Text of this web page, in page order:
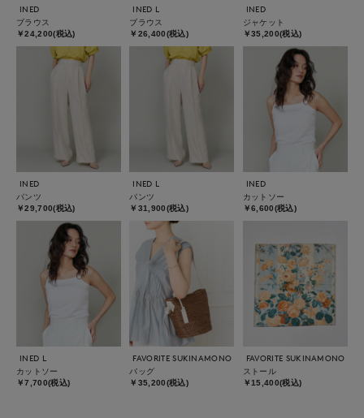
INED
ブラウス
￥24,200(税込)
INED L
ブラウス
￥26,400(税込)
INED
ジャケット
￥35,200(税込)
INED
パンツ
￥29,700(税込)
INED L
パンツ
￥31,900(税込)
INED
カットソー
￥6,600(税込)
INED L
カットソー
￥7,700(税込)
FAVORITE SUKINAMONO
バッグ
￥35,200(税込)
FAVORITE SUKINAMONO
ストール
￥15,400(税込)